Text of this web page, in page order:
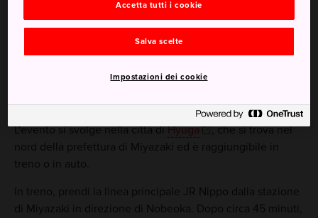
Corsi gratuiti di danza Hyottoko per i
partecipanti del festival
Come arrivare
L'evento si svolge nella città diHyuga
, che si trova nel
nord della prefettura di Miyazaki ed è raggiungibile in
treno o in auto.
In treno, prendi la linea principale JR Nippo dalla stazione
di Miyazaki in direzione di Nobeoka. Dopo circa 45 minuti,
Accetta tutti i cookie
Salva scelte
Impostazioni dei cookie